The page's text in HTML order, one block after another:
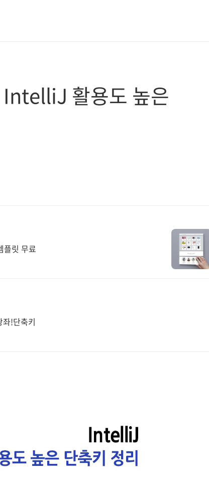
활용도 높은
플릿 무료
!단축키